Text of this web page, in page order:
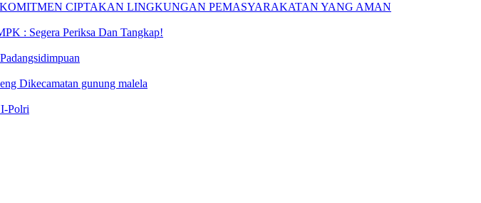
CIPTAKAN LINGKUNGAN PEMASYARAKATAN YANG AMAN
: Segera Periksa Dan Tangkap!
Dikecamatan gunung malela
Polri